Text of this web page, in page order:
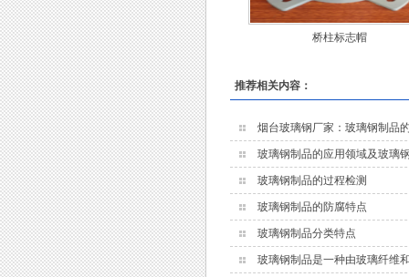
桥柱标志帽
推荐相关内容：
烟台玻璃钢厂家：玻璃钢制品
玻璃钢制品的应用领域及玻璃
玻璃钢制品的过程检测
玻璃钢制品的防腐特点
玻璃钢制品分类特点
玻璃钢制品是一种由玻璃纤维